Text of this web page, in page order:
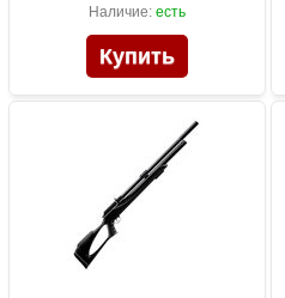
Наличие: есть